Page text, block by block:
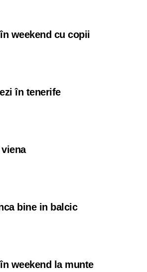
weekend cu copii
în tenerife
bine in balcic
weekend la munte